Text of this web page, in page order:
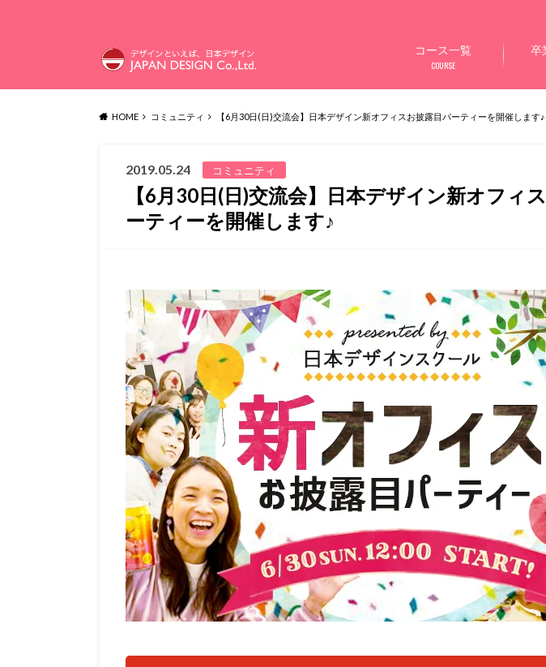
コース一覧
COURSE
卒
HOME コミュニティ 【6月30日(日)交流会】日本デザイン新オフィスお披露目パーティーを開催します♪
2019.05.24 コミュニティ
【6月30日(日)交流会】日本デザイン新オフィ
ーティーを開催します♪